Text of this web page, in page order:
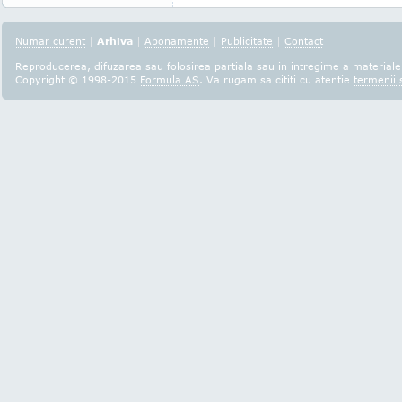
Numar curent | Arhiva | Abonamente | Publicitate | Contact
Reproducerea, difuzarea sau folosirea partiala sau in intregime a
Copyright © 1998-2015 Formula AS. Va rugam sa cititi cu atentie termenii